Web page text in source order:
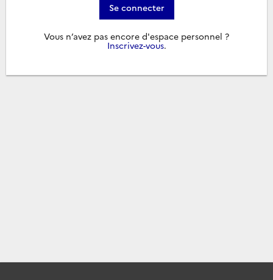
Se connecter
Vous n’avez pas encore d'espace personnel ?
Inscrivez-vous.